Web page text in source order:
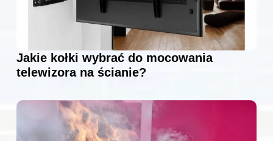
Jakie kołki wybrać do mocowania
telewizora na ścianie?